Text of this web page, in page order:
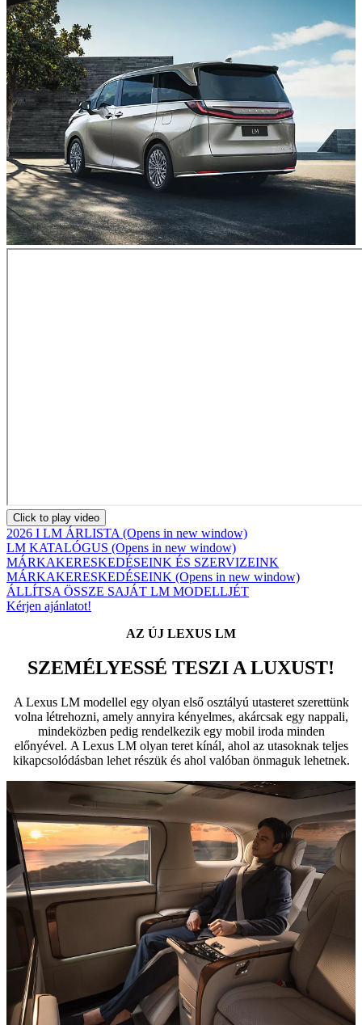
Click to play video
2026 I LM ÁRLISTA (Opens in new window)
LM KATALÓGUS (Opens in new window)
MÁRKAKERESKEDÉSEINK ÉS SZERVIZEINK
MÁRKAKERESKEDÉSEINK (Opens in new window)
ÁLLÍTSA ÖSSZE SAJÁT LM MODELLJÉT
Kérjen ajánlatot!
AZ ÚJ LEXUS LM
SZEMÉLYESSÉ TESZI A LUXUST!
A Lexus LM modellel egy olyan első osztályú utasteret szerettünk
volna létrehozni, amely annyira kényelmes, akárcsak egy nappali,
mindeközben pedig rendelkezik egy mobil iroda minden
előnyével. A Lexus LM olyan teret kínál, ahol az utasoknak teljes
kikapcsolódásban lehet részük és ahol valóban önmaguk lehetnek.